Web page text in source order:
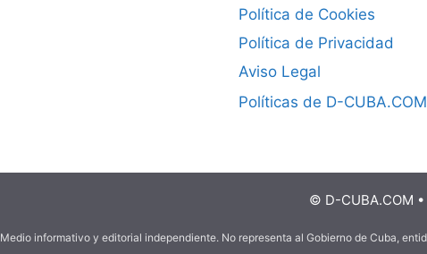
Política de Cookies
Política de Privacidad
Aviso Legal
Políticas de D-CUBA.COM
© D-CUBA.COM
Medio informativo y editorial independiente. No representa al Gobierno de Cuba,